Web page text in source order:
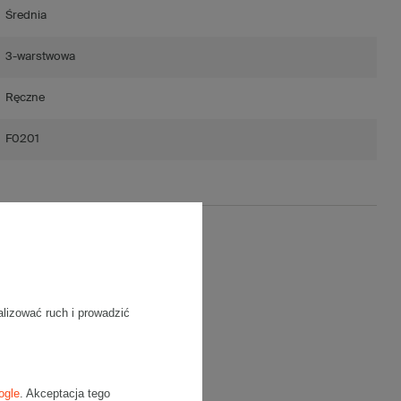
Średnia
3-warstwowa
Ręczne
F0201
ruch i prowadzić
. Akceptacja tego